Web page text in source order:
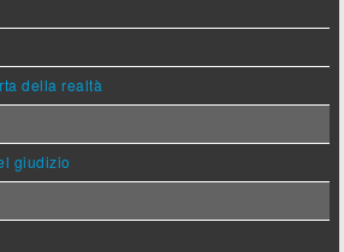
della realtà
giudizio